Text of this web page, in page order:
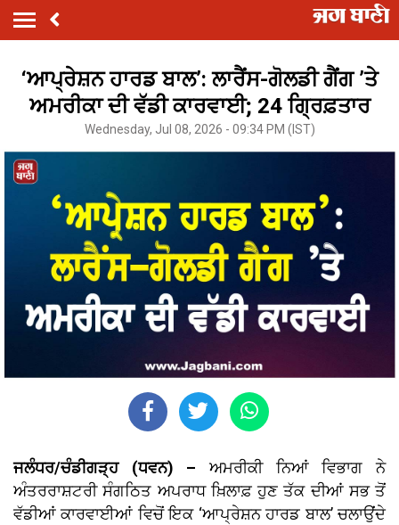
‘ਆਪ੍ਰੇਸ਼ਨ ਹਾਰਡ ਬਾਲ’: ਲਾਰੈਂਸ-ਗੋਲਡੀ ਗੈਂਗ ’ਤੇ
ਅਮਰੀਕਾ ਦੀ ਵੱਡੀ ਕਾਰਵਾਈ; 24 ਗ੍ਰਿਫ਼ਤਾਰ
Wednesday, Jul 08, 2026 - 09:34 PM (IST)
ਜਲੰਧਰ/ਚੰਡੀਗੜ੍ਹ (ਧਵਨ) – ਅਮਰੀਕੀ ਨਿਆਂ ਵਿਭਾਗ ਨੇ
ਅੰਤਰਰਾਸ਼ਟਰੀ ਸੰਗਠਿਤ ਅਪਰਾਧ ਖ਼ਿਲਾਫ਼ ਹੁਣ ਤੱਕ ਦੀਆਂ ਸਭ ਤੋਂ
ਵੱਡੀਆਂ ਕਾਰਵਾਈਆਂ ਵਿਚੋਂ ਇਕ ‘ਆਪ੍ਰੇਸ਼ਨ ਹਾਰਡ ਬਾਲ’ ਚਲਾਉਂਦੇ